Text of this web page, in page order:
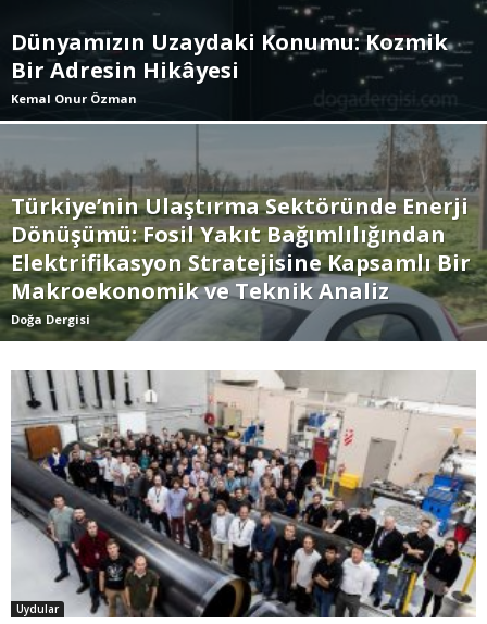
Dünyamızın Uzaydaki Konumu: Kozmik
Bir Adresin Hikâyesi
Kemal Onur Özman
Türkiye’nin Ulaştırma Sektöründe Enerji
Dönüşümü: Fosil Yakıt Bağımlılığından
Elektrifikasyon Stratejisine Kapsamlı Bir
Makroekonomik ve Teknik Analiz
Doğa Dergisi
Uydular